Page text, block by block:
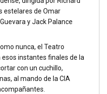
estelares de Omar
y Jack Palance
nunca, el Teatro
instantes finales de la
con un cuchillo,
al mando de la CIA